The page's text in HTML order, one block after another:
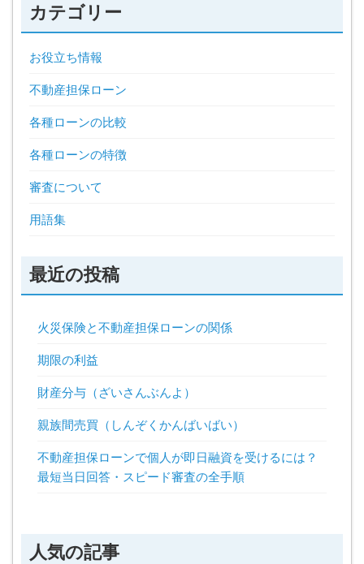
カテゴリー
お役立ち情報
不動産担保ローン
各種ローンの比較
各種ローンの特徴
審査について
用語集
最近の投稿
火災保険と不動産担保ローンの関係
期限の利益
財産分与（ざいさんぶんよ）
親族間売買（しんぞくかんばいばい）
不動産担保ローンで個人が即日融資を受けるには？
最短当日回答・スピード審査の全手順
人気の記事